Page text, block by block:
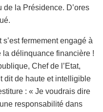
de la Présidence. D’ores
fermement engagé à
la délinquance financière !
Chef de l’Etat,
dit de haute et intelligible
: « Je voudrais dire
responsabilité dans